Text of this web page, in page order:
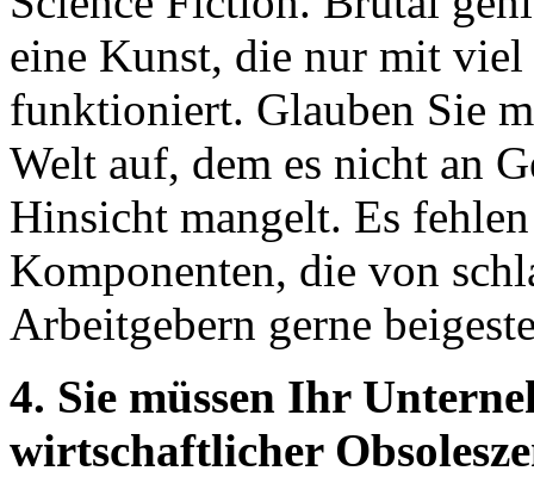
eine Kunst, die nur mit
funktioniert. Glauben Sie
Welt auf, dem es nicht an
Hinsicht mangelt. Es
Komponenten, die von
Arbeitgebern gerne
4. Sie müssen Ihr
wirtschaftlicher